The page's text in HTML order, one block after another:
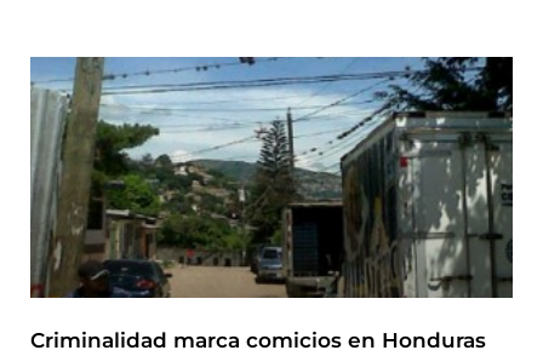
Criminalidad marca comicios en Honduras